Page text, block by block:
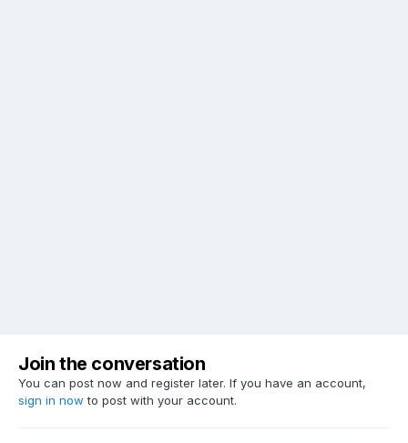
Join the conversation
You can post now and register later. If you have an account,
sign in now to post with your account.